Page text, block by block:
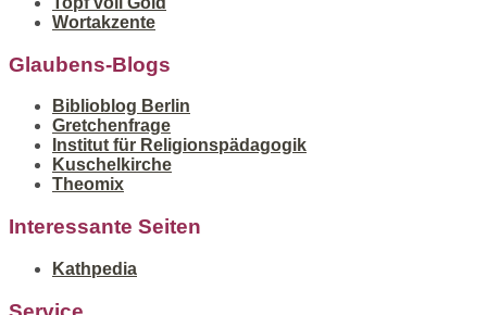
Wortakzente
Glaubens-Blogs
Biblioblog Berlin
Gretchenfrage
Institut für Religionspädagogik
Kuschelkirche
Theomix
Interessante Seiten
Kathpedia